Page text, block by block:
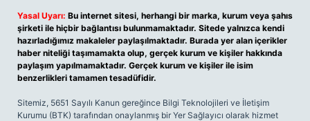
Yasal Uyarı: Bu internet sitesi, herhangi bir marka, kurum veya şahıs
şirketi ile hiçbir bağlantısı bulunmamaktadır. Sitede yalnızca kendi
hazırladığımız makaleler paylaşılmaktadır. Burada yer alan içerikler
haber niteliği taşımamakta olup, gerçek kurum ve kişiler hakkında
paylaşım yapılmamaktadır. Gerçek kurum ve kişiler ile isim
benzerlikleri tamamen tesadüfidir.
Sitemiz, 5651 Sayılı Kanun gereğince Bilgi Teknolojileri ve İletişim
Kurumu (BTK) tarafından onaylanmış bir Yer Sağlayıcı olarak hizmet